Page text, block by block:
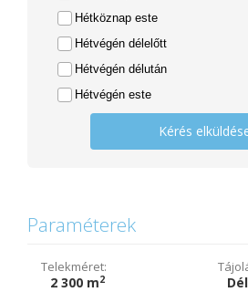
Hétköznap este
Hétvégén délelőtt
Hétvégén délután
Hétvégén este
Kérés
Paraméterek
Telekméret:
2 300 m2